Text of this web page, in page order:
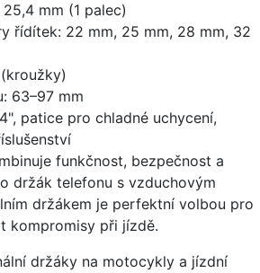
mm (1 palec)
řídítek: 22 mm, 25 mm, 28 mm, 32
63–97 mm
patice pro chladné uchycení,
funkčnost, bezpečnost a
držák telefonu s vzduchovým
držákem je perfektní volbou pro
kompromisy při jízdě.
držáky na motocykly a jízdní